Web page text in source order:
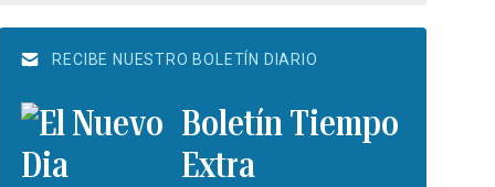
RECIBE NUESTRO BOLETÍN DIARIO
Boletín Tiempo
Extra